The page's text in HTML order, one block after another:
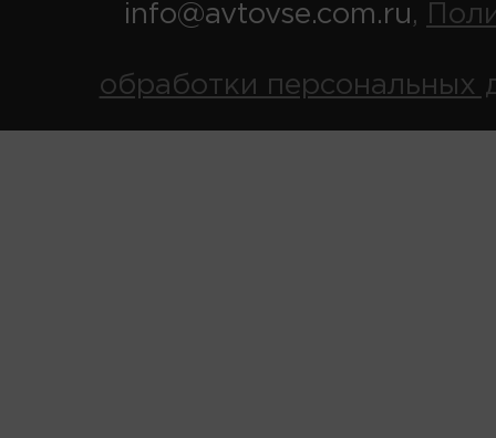
info@avtovse.com.ru,
обработки персональных